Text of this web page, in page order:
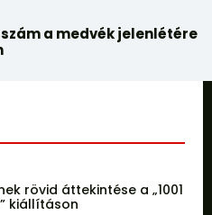
a medvék jelenlétére
rövid áttekintése a „1001
kiállításon